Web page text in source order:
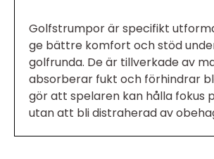
Golfstrumpor är specifikt
ge bättre komfort och stöd
golfrunda. De är tillverkade av
absorberar fukt och förhindrar
gör att spelaren kan hålla fokus
utan att bli distraherad av